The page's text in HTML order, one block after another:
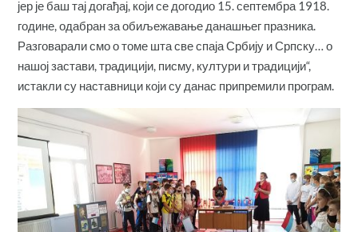
јер је баш тај догађај, који се догодио 15. септембра 1918.
године, одабран за обиљежавање данашњег празника.
Разговарали смо о томе шта све спаја Србију и Српску… о
нашој застави, традицији, писму, култури и традицији“,
истакли су наставници који су данас припремили програм.